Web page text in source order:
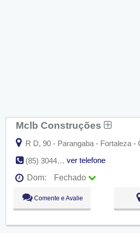
Mclb Construções
R D, 90 - Parangaba - Fortaleza -
(85) 3044-2747
ver telefone
Dom:
Fechado
Seg:
Ter:
09:00 - 18:00
Qua:
09:00 - 18:00
Sex:
09:00 - 18:00
Comente e Avalie